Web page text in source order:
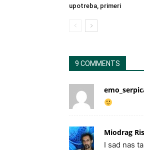
upotreba, primeri
9 COMMENTS
Miodrag
I sad nas